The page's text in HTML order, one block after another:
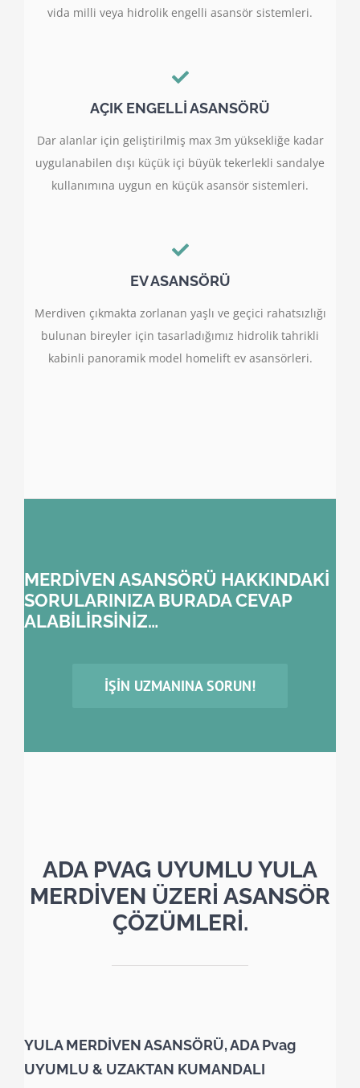
vida milli veya hidrolik engelli asansör sistemleri.
AÇIK ENGELLİ ASANSÖRÜ
Dar alanlar için geliştirilmiş max 3m yüksekliğe kadar
uygulanabilen dışı küçük içi büyük tekerlekli sandalye
kullanımına uygun en küçük asansör sistemleri.
EV ASANSÖRÜ
Merdiven çıkmakta zorlanan yaşlı ve geçici rahatsızlığı
bulunan bireyler için tasarladığımız hidrolik tahrikli
kabinli panoramik model homelift ev asansörleri.
MERDİVEN ASANSÖRÜ HAKKINDAKİ
SORULARINIZA BURADA CEVAP
ALABİLİRSİNİZ…
İŞIN UZMANINA SORUN!
ADA PVAG UYUMLU YULA
MERDİVEN ÜZERİ ASANSÖR
ÇÖZÜMLERİ.
YULA MERDİVEN ASANSÖRÜ, ADA Pvag
UYUMLU & UZAKTAN KUMANDALI